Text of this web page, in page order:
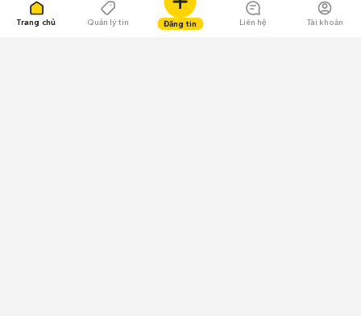
Trang chủ Quản lý tin Đăng tin Liên hệ Tài khoản